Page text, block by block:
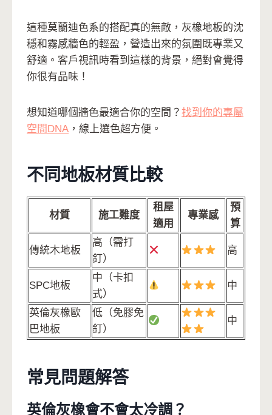
這種莫蘭迪色系的搭配真的無敵，灰橡地板的沈
穩和霧感牆色的輕盈，營造出來的氛圍既專業又
舒適。客戶視訊時看到這樣的背景，絕對會覺得
你很有品味！
想知道哪個牆色最適合你的空間？ 找到你的專屬
空間DNA ，線上選色超方便。
不同地板材質比較
材質 施工難度
租屋
適用
專業感
預
算
傳統木地板
高（需打
釘）
高
SPC地板
中（卡扣
式）
中
英倫灰橡歐
巴地板
低（免膠免
釘）
中
常見問題解答
英倫灰橡會不會太冷調？